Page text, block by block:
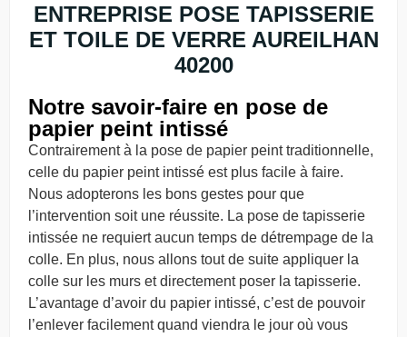
ENTREPRISE POSE TAPISSERIE
ET TOILE DE VERRE AUREILHAN
40200
Notre savoir-faire en pose de
papier peint intissé
Contrairement à la pose de papier peint traditionnelle,
celle du papier peint intissé est plus facile à faire.
Nous adopterons les bons gestes pour que
l’intervention soit une réussite. La pose de tapisserie
intissée ne requiert aucun temps de détrempage de la
colle. En plus, nous allons tout de suite appliquer la
colle sur les murs et directement poser la tapisserie.
L’avantage d’avoir du papier intissé, c’est de pouvoir
l’enlever facilement quand viendra le jour où vous